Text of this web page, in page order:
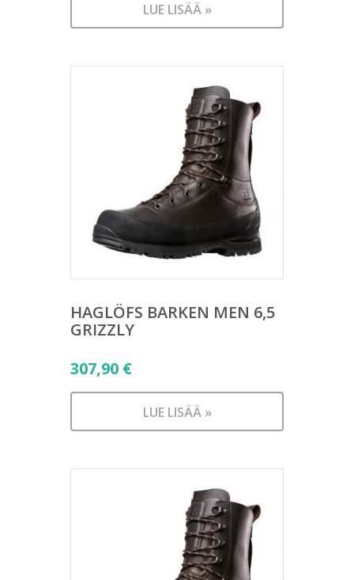
LUE LISÄÄ »
HAGLÖFS BARKEN MEN 6,5
GRIZZLY
307,90 €
LUE LISÄÄ »